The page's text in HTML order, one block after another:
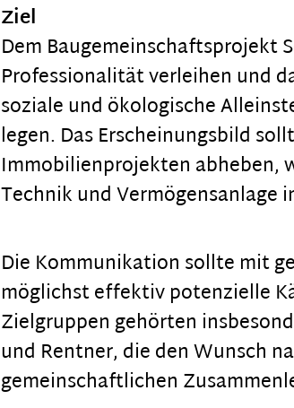
Ziel
Dem Baugemeinschaftsprojekt
Professionalität verleihen und
soziale und ökologische
legen. Das Erscheinungsbild
Immobilienprojekten abheben,
Technik und
Die Kommunikation sollte mit
möglichst effektiv potenzielle
Zielgruppen gehörten
und Rentner, die den Wunsch
gemeinschaftlichen